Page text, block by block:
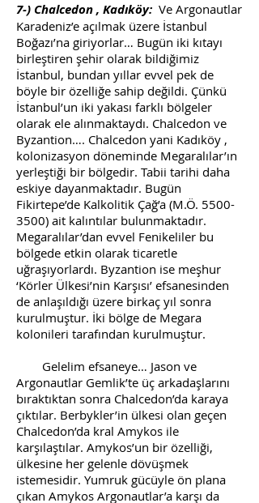
7-) Chalcedon , Kadıköy: Ve Argonautlar
Karadeniz’e açılmak üzere İstanbul
Boğazı’na giriyorlar… Bugün iki kıtayı
birleştiren şehir olarak bildiğimiz
İstanbul, bundan yıllar evvel pek de
böyle bir özelliğe sahip değildi. Çünkü
İstanbul’un iki yakası farklı bölgeler
olarak ele alınmaktaydı. Chalcedon ve
Byzantion…. Chalcedon yani Kadıköy ,
kolonizasyon döneminde Megaralılar’ın
yerleştiği bir bölgedir. Tabii tarihi daha
eskiye dayanmaktadır. Bugün
Fikirtepe’de Kalkolitik Çağ’a (M.Ö. 5500-
3500) ait kalıntılar bulunmaktadır.
Megaralılar’dan evvel Fenikeliler bu
bölgede etkin olarak ticaretle
uğraşıyorlardı. Byzantion ise meşhur
‘Körler Ülkesi’nin Karşısı’ efsanesinden
de anlaşıldığı üzere birkaç yıl sonra
kurulmuştur. İki bölge de Megara
kolonileri tarafından kurulmuştur.
Gelelim efsaneye… Jason ve
Argonautlar Gemlik’te üç arkadaşlarını
bıraktıktan sonra Chalcedon’da karaya
çıktılar. Berbykler’in ülkesi olan geçen
Chalcedon’da kral Amykos ile
karşılaştılar. Amykos’un bir özelliği,
ülkesine her gelenle dövüşmek
istemesidir. Yumruk gücüyle ön plana
çıkan Amykos Argonautlar’a karşı da